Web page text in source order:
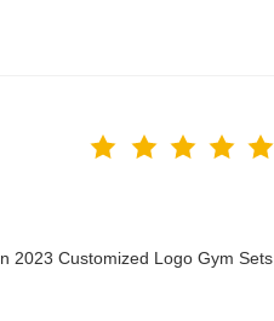
2023 Customized Logo Gym Sets